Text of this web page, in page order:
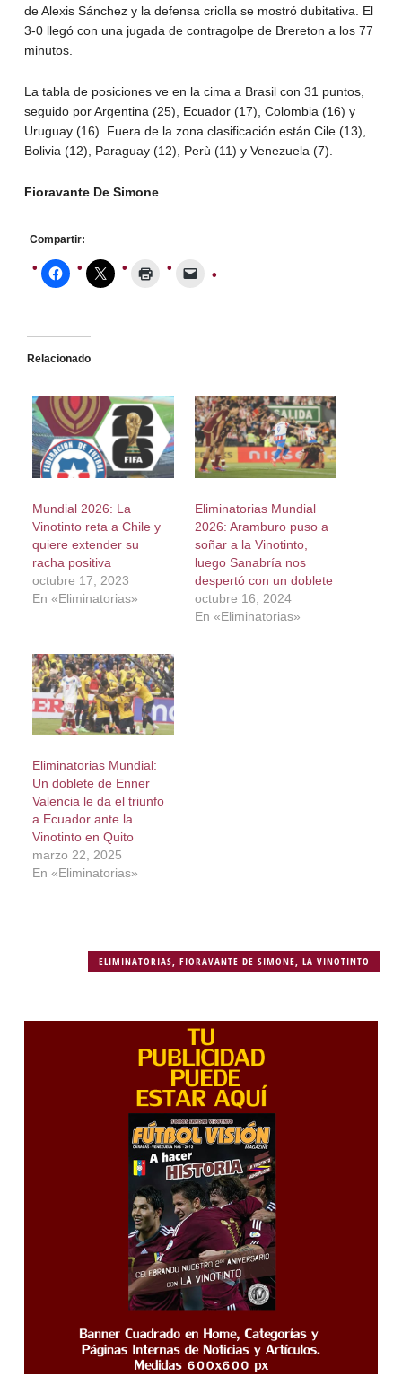
de Alexis Sánchez y la defensa criolla se mostró dubitativa. El
3-0 llegó con una jugada de contragolpe de Brereton a los 77
minutos.
La tabla de posiciones ve en la cima a Brasil con 31 puntos,
seguido por Argentina (25), Ecuador (17), Colombia (16) y
Uruguay (16). Fuera de la zona clasificación están Cile (13),
Bolivia (12), Paraguay (12), Perù (11) y Venezuela (7).
Fioravante De Simone
Compartir:
Relacionado
Mundial 2026: La
Vinotinto reta a Chile y
quiere extender su
racha positiva
octubre 17, 2023
En «Eliminatorias»
Eliminatorias Mundial
2026: Aramburo puso a
soñar a la Vinotinto,
luego Sanabría nos
despertó con un doblete
octubre 16, 2024
En «Eliminatorias»
Eliminatorias Mundial:
Un doblete de Enner
Valencia le da el triunfo
a Ecuador ante la
Vinotinto en Quito
marzo 22, 2025
En «Eliminatorias»
ELIMINATORIAS,FIORAVANTE DE SIMONE,LA VINOTINTO